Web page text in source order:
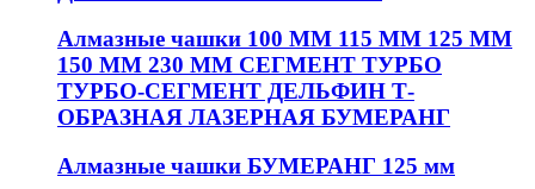
Алмазные чашки 100 ММ 115 ММ 125 ММ
150 ММ 230 ММ СЕГМЕНТ ТУРБО
ТУРБО-СЕГМЕНТ ДЕЛЬФИН Т-
ОБРАЗНАЯ ЛАЗЕРНАЯ БУМЕРАНГ
Алмазные чашки БУМЕРАНГ 125 мм